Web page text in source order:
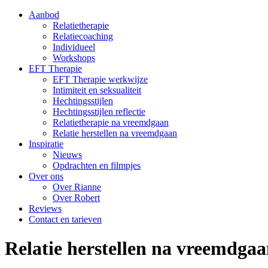
Aanbod
Relatietherapie
Relatiecoaching
Individueel
Workshops
EFT Therapie
EFT Therapie werkwijze
Intimiteit en seksualiteit
Hechtingsstijlen
Hechtingsstijlen reflectie
Relatietherapie na vreemdgaan
Relatie herstellen na vreemdgaan
Inspiratie
Nieuws
Opdrachten en filmpjes
Over ons
Over Rianne
Over Robert
Reviews
Contact en tarieven
Relatie herstellen na